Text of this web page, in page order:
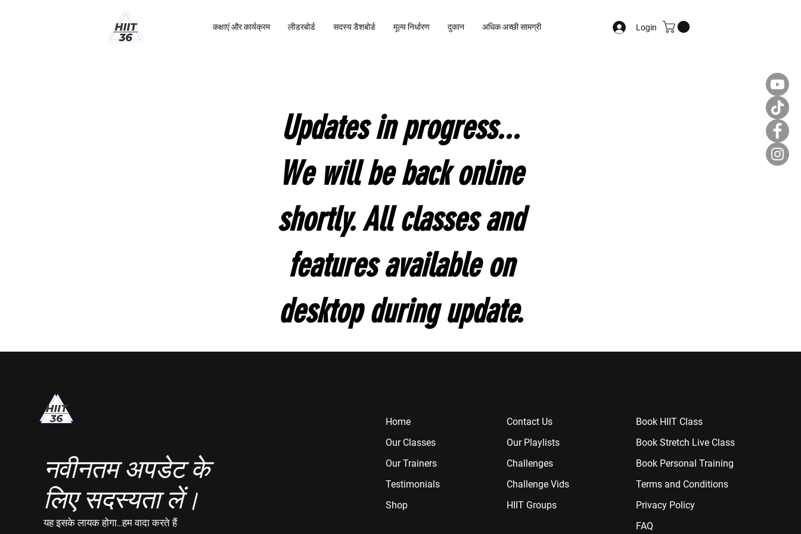
कक्षाएं और कार्यक्रम लीडरबोर्ड सदस्य डैशबोर्ड मूल्य निर्धारण दुकान अधिक अच्छी सामग्री Login
Updates in progress...
We will be back online
shortly. All classes and
features available on
desktop during update.
नवीनतम अपडेट के
लिए सदस्यता लें।
यह इसके लायक होगा...हम वादा करते हैं
Home
Our Classes
Our Trainers
Testimonials
Shop
Contact Us
Our Playlists
Challenges
Challenge Vids
HIIT Groups
Book HIIT Class
Book Stretch Live Class
Book Personal Training
Terms and Conditions
Privacy Policy
FAQ